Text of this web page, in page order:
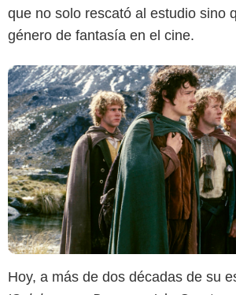
que no solo rescató al estudio sino
género de fantasía en el cine.
Hoy, a más de dos décadas de su